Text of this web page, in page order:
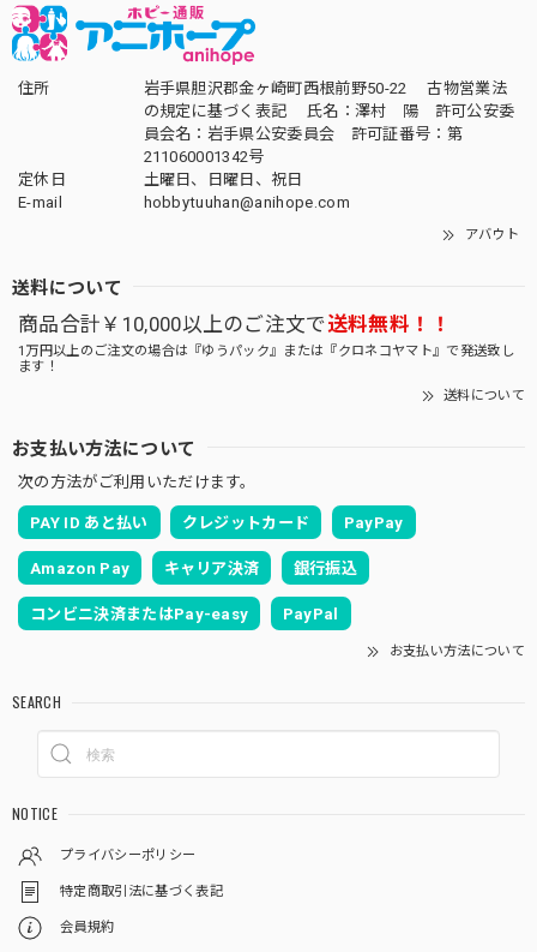
住所
岩手県胆沢郡金ヶ崎町西根前野50-22 古物営業法
の規定に基づく表記 氏名：澤村 陽 許可公安委
員会名：岩手県公安委員会 許可証番号：第
211060001342号
定休日
土曜日、日曜日、祝日
E-mail
hobbytuuhan@anihope.com
アバウト
送料について
商品合計￥10,000以上のご注文で送料無料！！
1万円以上のご注文の場合は『ゆうパック』または『クロネコヤマト』で発送致し
ます！
送料について
お支払い方法について
次の方法がご利用いただけます。
PAY ID あと払い クレジットカード PayPay
Amazon Pay キャリア決済 銀行振込
コンビニ決済またはPay-easy PayPal
お支払い方法について
SEARCH
NOTICE
プライバシーポリシー
特定商取引法に基づく表記
会員規約